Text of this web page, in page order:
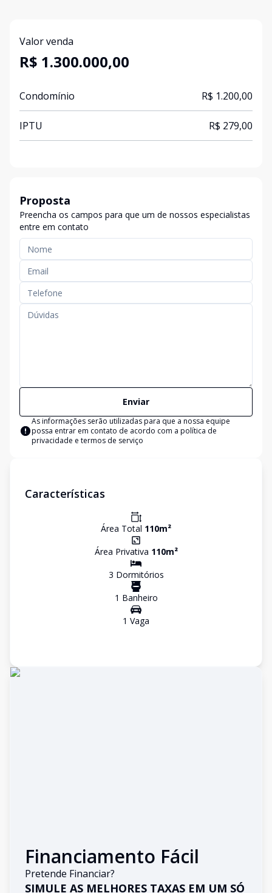
Valor venda
R$ 1.300.000,00
Condomínio R$ 1.200,00
IPTU R$ 279,00
Proposta
Preencha os campos para que um de nossos especialistas
entre em contato
Enviar
As informações serão utilizadas para que a nossa equipe
possa entrar em contato de acordo com a política de
privacidade e termos de serviço
Características
Área Total 110m²
Área Privativa 110m²
3 Dormitórios
1 Banheiro
1 Vaga
Financiamento Fácil
Pretende Financiar?
SIMULE AS MELHORES TAXAS EM UM SÓ